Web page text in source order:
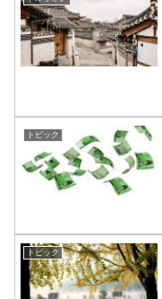
トピック
トピック